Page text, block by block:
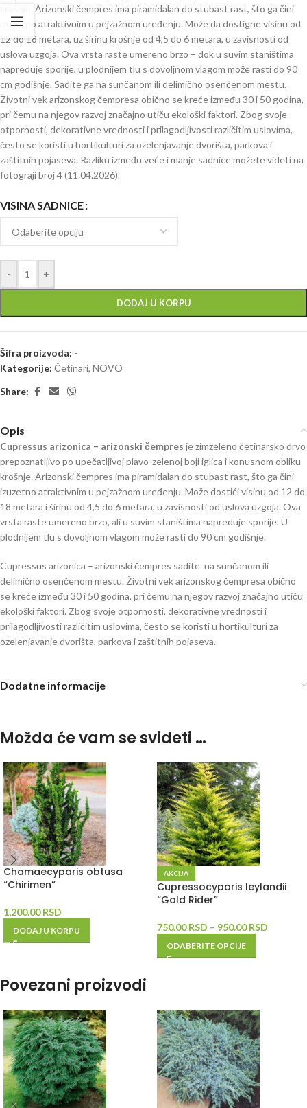
krošnje. Arizonski čempres ima piramidalan do stubast rast, što ga čini
izuzetno atraktivnim u pejzažnom uređenju. Može da dostigne visinu od
12 do 18 metara, uz širinu krošnje od 4,5 do 6 metara, u zavisnosti od
uslova uzgoja. Ova vrsta raste umereno brzo – dok u suvim staništima
napreduje sporije, u plodnijem tlu s dovoljnom vlagom može rasti do 90
cm godišnje. Sadite ga na sunčanom ili delimično osenčenom mestu.
Životni vek arizonskog čempresa obično se kreće između 30 i 50 godina,
pri čemu na njegov razvoj značajno utiču ekološki faktori. Zbog svoje
otpornosti, dekorativne vrednosti i prilagodljivosti različitim uslovima,
često se koristi u hortikulturi za ozelenjavanje dvorišta, parkova i
zaštitnih pojaseva. Razliku između veće i manje sadnice možete videti na
fotograji broj 4 (11.04.2026).
VISINA SADNICE
- +
DODAJ U KORPU
Šifra proizvoda: -
Kategorije: Četinari, NOVO
Share:
Opis
Cupressus arizonica – arizonski čempres je zimzeleno četinarsko drvo
prepoznatljivo po upečatljivoj plavo-zelenoj boji iglica i konusnom obliku
krošnje. Arizonski čempres ima piramidalan do stubast rast, što ga čini
izuzetno atraktivnim u pejzažnom uređenju. Može dostići visinu od 12 do
18 metara i širinu od 4,5 do 6 metara, u zavisnosti od uslova uzgoja. Ova
vrsta raste umereno brzo, ali u suvim staništima napreduje sporije. U
plodnijem tlu s dovoljnom vlagom može rasti do 90 cm godišnje.
Cupressus arizonica – arizonski čempres sadite na sunčanom ili
delimično osenčenom mestu. Životni vek arizonskog čempresa obično
se kreće između 30 i 50 godina, pri čemu na njegov razvoj značajno utiču
ekološki faktori. Zbog svoje otpornosti, dekorativne vrednosti i
prilagodljivosti različitim uslovima, često se koristi u hortikulturi za
ozelenjavanje dvorišta, parkova i zaštitnih pojaseva.
Dodatne informacije
Možda će vam se svideti …
Chamaecyparis obtusa
“Chirimen”
1,200.00RSD
DODAJ U KORPU
AKCIJA
Cupressocyparis leylandii
“Gold Rider”
750.00RSD – 950.00RSD
ODABERITE OPCIJE
Povezani proizvodi